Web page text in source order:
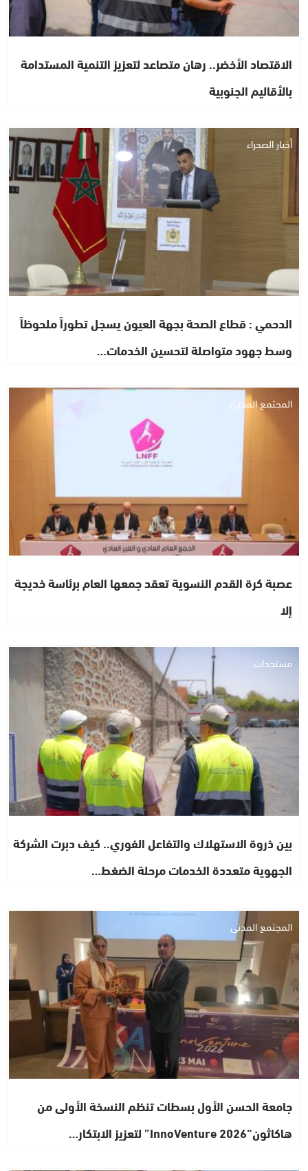
الاقتصاد الأخضر.. رهان متصاعد لتعزيز التنمية المستدامة
بالأقاليم الجنوبية
أخبار الصحراء
الدحمي : قطاع الصحة بجهة العيون يسجل تطوراً ملحوظاً
وسط جهود متواصلة لتحسين الخدمات…
المجتمع المدني
عصبة كرة القدم النسوية تعقد جمعها العام برئاسة خديجة
إلا
مستجدات
بين ذروة الاستهلاك والتفاعل الفوري.. كيف دبرت الشركة
الجهوية متعددة الخدمات مرحلة الضغط…
المجتمع المدني
جامعة الحسن الأول بسطات تنظم النسخة الأولى من
هاكاثون“InnoVenture 2026” لتعزيز الابتكار…